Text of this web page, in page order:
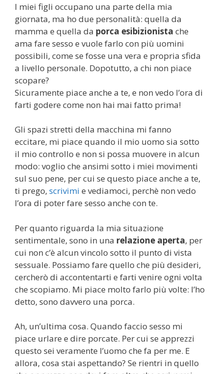
I miei figli occupano una parte della mia
giornata, ma ho due personalità: quella da
mamma e quella da porca esibizionista che
ama fare sesso e vuole farlo con più uomini
possibili, come se fosse una vera e propria sfida
a livello personale. Dopotutto, a chi non piace
scopare?
Sicuramente piace anche a te, e non vedo l’ora di
farti godere come non hai mai fatto prima!
Gli spazi stretti della macchina mi fanno
eccitare, mi piace quando il mio uomo sia sotto
il mio controllo e non si possa muovere in alcun
modo: voglio che ansimi sotto i miei movimenti
sul suo pene, per cui se questo piace anche a te,
ti prego, scrivimi e vediamoci, perchè non vedo
l’ora di poter fare sesso anche con te.
Per quanto riguarda la mia situazione
sentimentale, sono in una relazione aperta, per
cui non c’è alcun vincolo sotto il punto di vista
sessuale. Possiamo fare quello che più desideri,
cercherò di accontentarti e farti venire ogni volta
che scopiamo. Mi piace molto farlo più volte: l’ho
detto, sono davvero una porca.
Ah, un’ultima cosa. Quando faccio sesso mi
piace urlare e dire porcate. Per cui se apprezzi
questo sei veramente l’uomo che fa per me. E
allora, cosa stai aspettando? Se rientri in quello